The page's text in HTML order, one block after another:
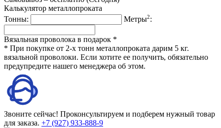
Калькулятор металлопроката
Тонны:
Метры2:
Вязальная проволока в подарок *
* При покупке от 2-х тонн металлопроката дарим 5 кг.
вязальной проволоки. Если хотите ее получить, обязательно
предупредите нашего менеджера об этом.
Звоните сейчас! Проконсультируем и подберем нужный товар
для заказа. +7 (927) 933-888-9